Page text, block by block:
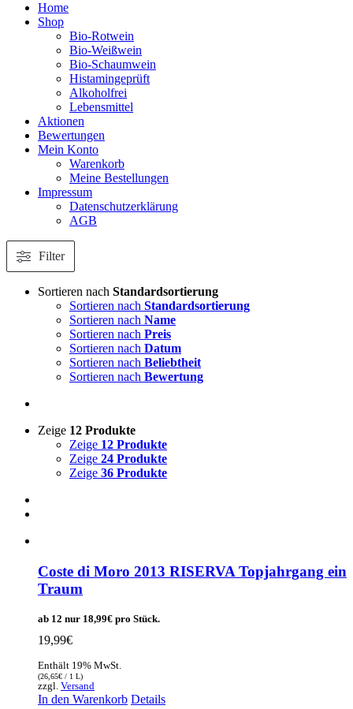
Home
Shop
Bio-Rotwein
Bio-Weißwein
Bio-Schaumwein
Histamingeprüft
Alkoholfrei
Lebensmittel
Aktionen
Bewertungen
Mein Konto
Warenkorb
Meine Bestellungen
Impressum
Datenschutzerklärung
AGB
Filter
Sortieren nach Standardsortierung
Sortieren nach Standardsortierung
Sortieren nach Name
Sortieren nach Preis
Sortieren nach Datum
Sortieren nach Beliebtheit
Sortieren nach Bewertung
Zeige 12 Produkte
Zeige 12 Produkte
Zeige 24 Produkte
Zeige 36 Produkte
Coste di Moro 2013 RISERVA Topjahrgang ein
Traum
ab 12 nur 18,99€ pro Stück.
19,99€
Enthält 19% MwSt.
(26,65€ / 1 L)
zzgl. Versand
In den Warenkorb Details